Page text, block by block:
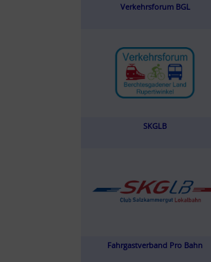
Verkehrsforum BGL
SKGLB
Fahrgastverband Pro Bahn